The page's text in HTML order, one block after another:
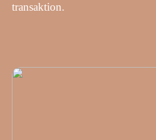
transaktion.